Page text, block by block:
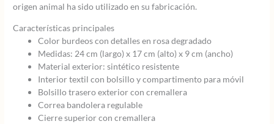
origen animal ha sido utilizado en su fabricación.
Características principales
Color burdeos con detalles en rosa degradado
Medidas: 24 cm (largo) x 17 cm (alto) x 9 cm (ancho)
Material exterior: sintético resistente
Interior textil con bolsillo y compartimento para móvil
Bolsillo trasero exterior con cremallera
Correa bandolera regulable
Cierre superior con cremallera